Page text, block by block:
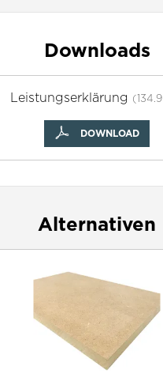
Downloads
Leistungserklärung
DOWNLOAD
Alternativen